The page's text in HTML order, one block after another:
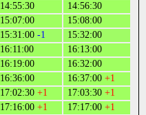
14:55:30
14:56:30
15:07:00
15:08:00
15:31:00 -1
15:32:00
16:11:00
16:13:00
16:19:00
16:32:00
16:36:00 16:37:00 +1
17:02:30 +1 17:03:30 +1
17:16:00 +1 17:17:00 +1